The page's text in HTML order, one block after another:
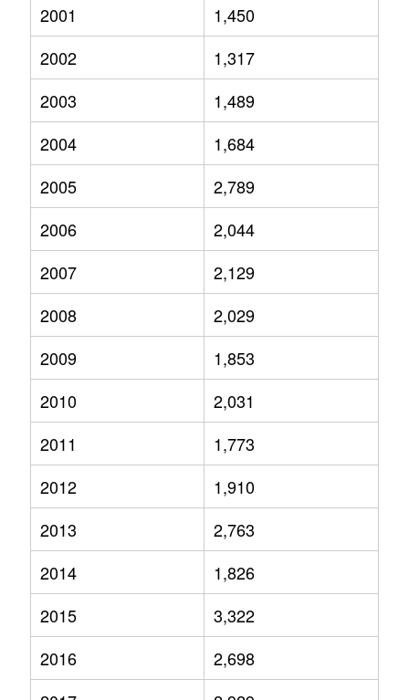
2001
1,450
2002
1,317
2003
1,489
2004
1,684
2005
2,789
2006
2,044
2007
2,129
2008
2,029
2009
1,853
2010
2,031
2011
1,773
2012
1,910
2013
2,763
2014
1,826
2015
3,322
2016
2,698